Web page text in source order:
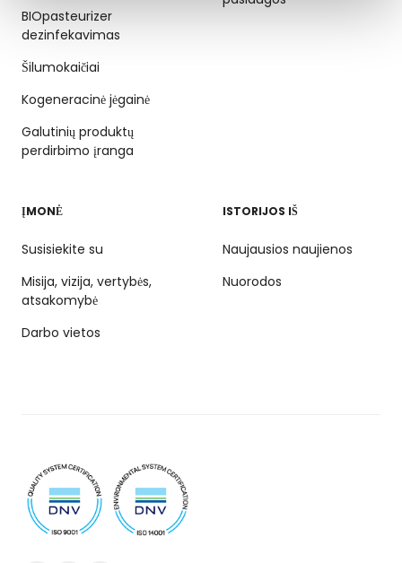
BIOpasteurizer
dezinfekavimas
Šilumokaičiai
Kogeneracinė jėgainė
Galutinių produktų
perdirbimo įranga
ĮMONĖ
Susisiekite su
Misija, vizija, vertybės,
atsakomybė
Darbo vietos
ISTORIJOS IŠ
Naujausios naujienos
Nuorodos